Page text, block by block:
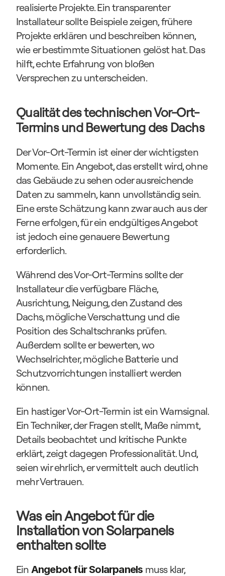
realisierte Projekte. Ein transparenter
Installateur sollte Beispiele zeigen, frühere
Projekte erklären und beschreiben können,
wie er bestimmte Situationen gelöst hat. Das
hilft, echte Erfahrung von bloßen
Versprechen zu unterscheiden.
Qualität des technischen Vor-Ort-
Termins und Bewertung des Dachs
Der Vor-Ort-Termin ist einer der wichtigsten
Momente. Ein Angebot, das erstellt wird, ohne
das Gebäude zu sehen oder ausreichende
Daten zu sammeln, kann unvollständig sein.
Eine erste Schätzung kann zwar auch aus der
Ferne erfolgen, für ein endgültiges Angebot
ist jedoch eine genauere Bewertung
erforderlich.
Während des Vor-Ort-Termins sollte der
Installateur die verfügbare Fläche,
Ausrichtung, Neigung, den Zustand des
Dachs, mögliche Verschattung und die
Position des Schaltschranks prüfen.
Außerdem sollte er bewerten, wo
Wechselrichter, mögliche Batterie und
Schutzvorrichtungen installiert werden
können.
Ein hastiger Vor-Ort-Termin ist ein Warnsignal.
Ein Techniker, der Fragen stellt, Maße nimmt,
Details beobachtet und kritische Punkte
erklärt, zeigt dagegen Professionalität. Und,
seien wir ehrlich, er vermittelt auch deutlich
mehr Vertrauen.
Was ein Angebot für die
Installation von Solarpanels
enthalten sollte
Ein Angebot für Solarpanels muss klar,